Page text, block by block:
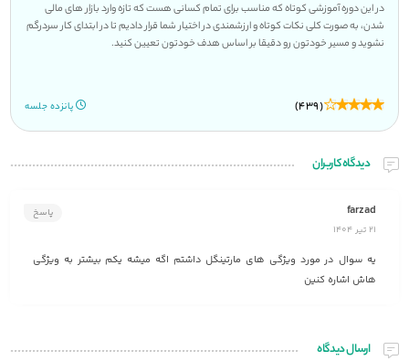
در این دوره آموزشی کوتاه که مناسب برای تمام کسانی هست که تازه وارد بازار های مالی
شدن، به صورت کلی نکات کوتاه و ارزشمندی در اختیار شما قرار دادیم تا در ابتدای کار سردرگم
نشوید و مسیر خودتون رو دقیقا بر اساس هدف خودتون تعیین کنید.
(439) پانزده جلسه
دیدگاه کاربران
farzad
21 تیر 1404
پاسخ
یه سوال در مورد ویژگی های مارتینگل داشتم اگه میشه یکم بیشتر به ویژگی
هاش اشاره کنین
ارسال دیدگاه